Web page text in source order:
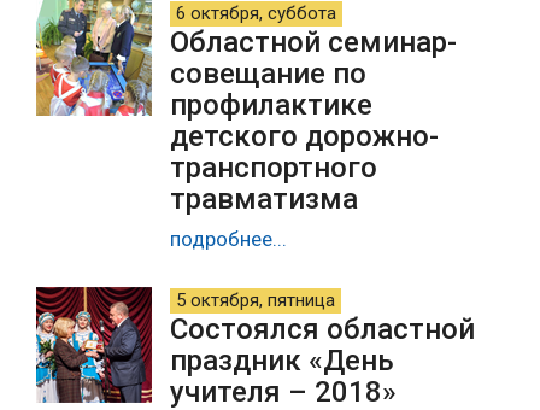
6 октября, суббота
Областной семинар-
совещание по
профилактике
детского дорожно-
транспортного
травматизма
подробнее...
5 октября, пятница
Состоялся областной
праздник «День
учителя – 2018»